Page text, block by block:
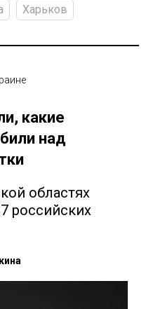
Харьков
какие
над
областях
российских